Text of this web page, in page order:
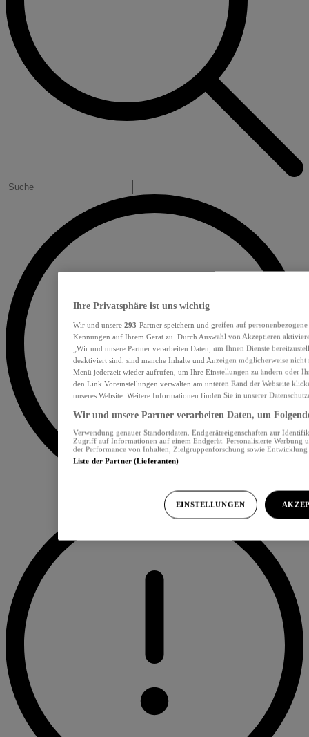
Ihre Privatsphäre ist uns wichtig
Wir und unsere 293-Partner speichern und greifen auf
Kennungen auf Ihrem Gerät zu. Durch Auswahl von Akzeptieren
„Wir und unsere Partner verarbeiten Daten, um Ihnen Dienste
deaktiviert sind, sind manche Inhalte und Anzeigen möglicherweise nicht
Menü jederzeit wieder aufrufen, um Ihre Einstellungen zu ändern oder
den Link Voreinstellungen verwalten am unteren Rand der Webseite
unseres Website. Weitere Informationen finden Sie in unserer
Wir und unsere Partner verarbeiten Daten, um
Verwendung genauer Standortdaten. Endgeräteeigenschaften zur
Zugriff auf Informationen auf einem Endgerät. Personalisierte Werbung
der Performance von Inhalten, Zielgruppenforschung sowie
Liste der Partner (Lieferanten)
EINSTELLUNGEN